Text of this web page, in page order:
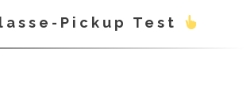
Pickup Test